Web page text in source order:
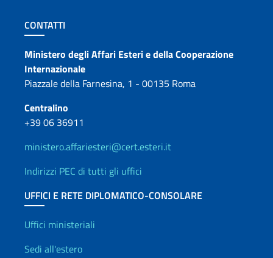
Sezione footer
CONTATTI
Contatti
Ministero degli Affari Esteri e della Cooperazione
Internazionale
Piazzale della Farnesina, 1 - 00135 Roma
Centralino
+39 06 36911
ministero.affariesteri@cert.esteri.it
Indirizzi PEC di tutti gli uffici
UFFICI E RETE DIPLOMATICO-CONSOLARE
Uffici e Rete diplomatica
Uffici ministeriali
Sedi all'estero